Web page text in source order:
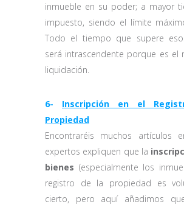
inmueble en su poder; a mayor
impuesto, siendo el límite
Todo el tiempo que supere
será intrascendente porque es el
liquidación.
6- Inscripción en el
Propiedad
Encontraréis muchos artículos
expertos expliquen que la
bienes (especialmente los
registro de la propiedad es
cierto, pero aquí añadimos